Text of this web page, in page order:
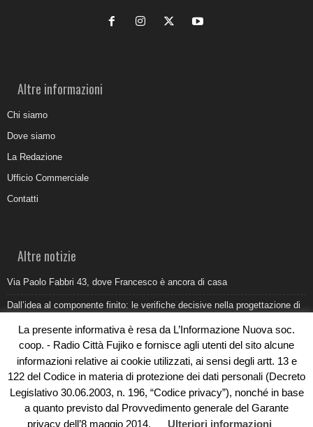
Altre informazioni
Chi siamo
Dove siamo
La Redazione
Ufficio Commerciale
Contatti
Altre notizie
Via Paolo Fabbri 43, dove Francesco è ancora di casa
Dall’idea al componente finito: le verifiche decisive nella progettazione di
Belvedere Marittimo e il report ARPACAL 2026 sulla qualità del mare
Come organizzare e allestire una camera ardente per l’ultimo saluto
Umidità di risalita in casa, come riconoscere i segnali veri
La presente informativa è resa da L’Informazione Nuova soc.
coop. - Radio Città Fujiko e fornisce agli utenti del sito alcune
informazioni relative ai cookie utilizzati, ai sensi degli artt. 13 e
122 del Codice in materia di protezione dei dati personali (Decreto
Legislativo 30.06.2003, n. 196, “Codice privacy”), nonché in base
a quanto previsto dal Provvedimento generale del Garante
privacy dell’8 maggio 2014.
Ulteriori informazioni